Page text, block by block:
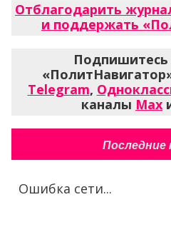
Отблагодарить
и поддержать
Подпишитесь
Telegram,
каналы Max
Последние
Ошибка сети...